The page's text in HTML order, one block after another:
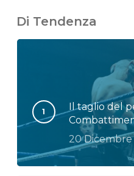
Di Tendenza
Il taglio del
20 Dicembre